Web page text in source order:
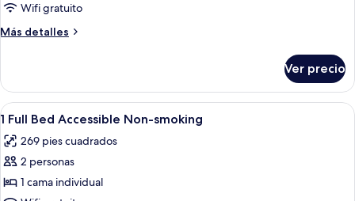
Wifi gratuito
Más detalles
Más
Ver precio
Abrir
todas
las
fotos
de
Camas con efecto memoria,
3
1 Full Bed Accessible Non-smoking
269 pies cuadrados
2 personas
1 cama individual